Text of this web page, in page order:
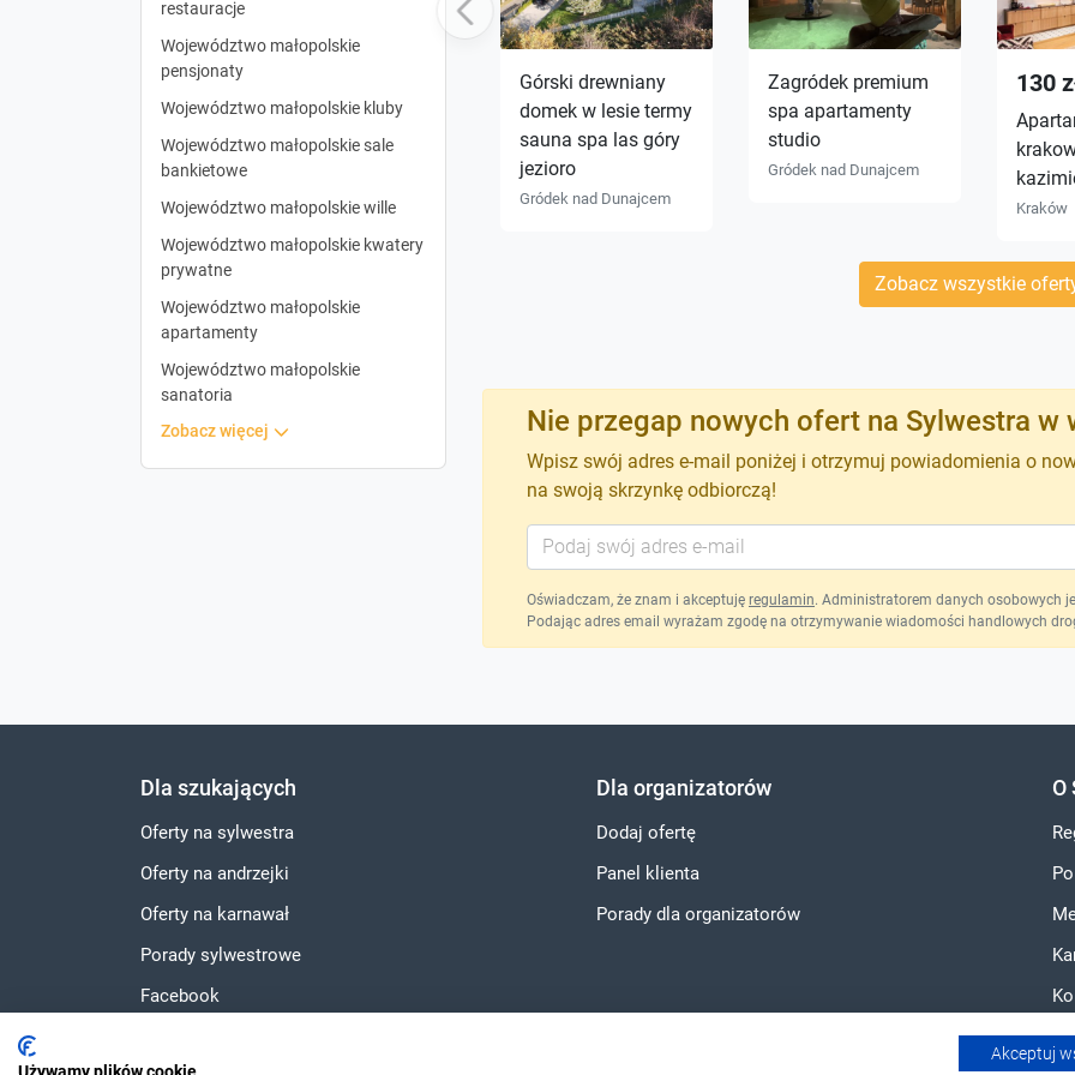
restauracje
Województwo małopolskie
pensjonaty
Województwo małopolskie kluby
Województwo małopolskie sale
bankietowe
Województwo małopolskie wille
Województwo małopolskie kwatery
prywatne
Województwo małopolskie
apartamenty
Województwo małopolskie
sanatoria
zobacz więcej
Previous
Górski drewniany
domek w lesie termy
sauna spa las góry
jezioro
Gródek nad Dunajcem
Zagródek premium
spa apartamenty
studio
Gródek nad Dunajcem
130
Kraków
Zobacz wszystkie
Nie przegap nowych ofert na Sylwestra
Wpisz swój adres e-mail poniżej i otrzymuj powiadomienia o
na swoją skrzynkę odbiorczą!
Oświadczam, że znam i akceptuję regulamin. Administratorem danych osobowych
Podając adres email wyrażam zgodę na otrzymywanie wiadomości handlowych
Dla szukających
Oferty na sylwestra
Oferty na andrzejki
Oferty na karnawał
Porady sylwestrowe
Facebook
Dla organizatorów
Dodaj ofertę
Panel klienta
Porady dla organizatorów
O
Akceptuj